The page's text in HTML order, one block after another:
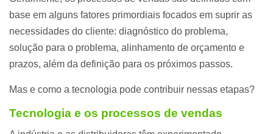
base em alguns fatores primordiais focados em suprir as
necessidades do cliente: diagnóstico do problema,
solução para o problema, alinhamento de orçamento e
prazos, além da definição para os próximos passos.
Mas e como a tecnologia pode contribuir nessas etapas?
Tecnologia e os processos de vendas